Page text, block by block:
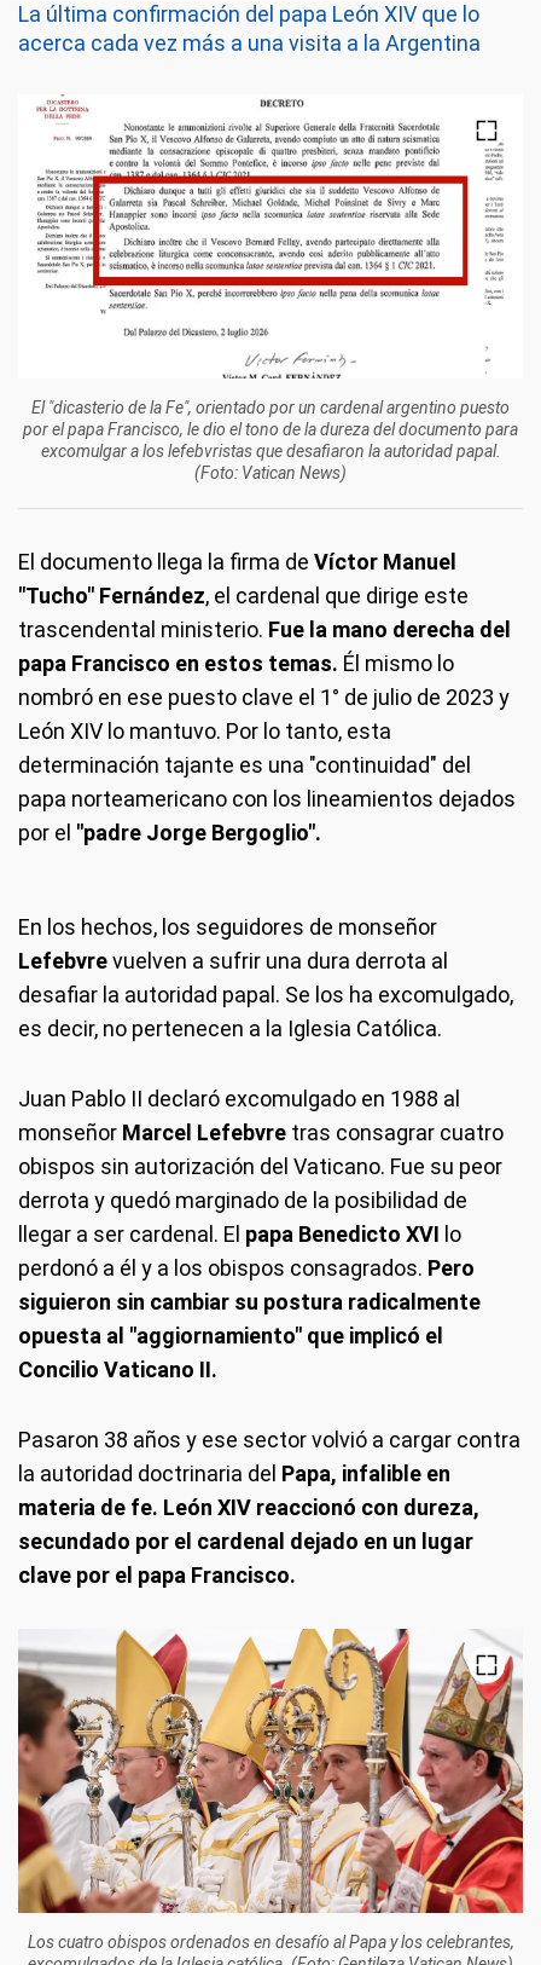
La última confirmación del papa León XIV que lo
acerca cada vez más a una visita a la Argentina
El "dicasterio de la Fe", orientado por un cardenal argentino puesto
por el papa Francisco, le dio el tono de la dureza del documento para
excomulgar a los lefebvristas que desafiaron la autoridad papal.
(Foto: Vatican News)
El documento llega la firma de Víctor Manuel
"Tucho" Fernández, el cardenal que dirige este
trascendental ministerio. Fue la mano derecha del
papa Francisco en estos temas. Él mismo lo
nombró en ese puesto clave el 1° de julio de 2023 y
León XIV lo mantuvo. Por lo tanto, esta
determinación tajante es una "continuidad" del
papa norteamericano con los lineamientos dejados
por el "padre Jorge Bergoglio".
En los hechos, los seguidores de monseñor
Lefebvrevuelven a sufrir una dura derrota al
desafiar la autoridad papal. Se los ha excomulgado,
es decir, no pertenecen a la Iglesia Católica.
Juan Pablo II declaró excomulgado en 1988 al
monseñor Marcel Lefebvre tras consagrar cuatro
obispos sin autorización del Vaticano. Fue su peor
derrota y quedó marginado de la posibilidad de
llegar a ser cardenal. El papa Benedicto XVI lo
perdonó a él y a los obispos consagrados. Pero
siguieron sin cambiar su postura radicalmente
opuesta al "aggiornamiento" que implicó el
Concilio Vaticano II.
Pasaron 38 años y ese sector volvió a cargar contra
la autoridad doctrinaria del Papa, infalible en
materia de fe. León XIV reaccionó con dureza,
secundado por el cardenal dejado en un lugar
clave por el papa Francisco.
Los cuatro obispos ordenados en desafío al Papa y los celebrantes,